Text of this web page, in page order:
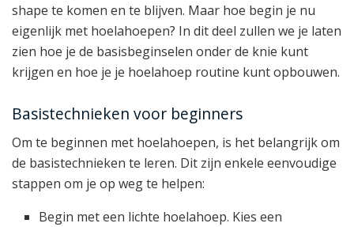
shape te komen en te blijven. Maar hoe begin je nu
eigenlijk met hoelahoepen? In dit deel zullen we je laten
zien hoe je de basisbeginselen onder de knie kunt
krijgen en hoe je je hoelahoep routine kunt opbouwen.
Basistechnieken voor beginners
Om te beginnen met hoelahoepen, is het belangrijk om
de basistechnieken te leren. Dit zijn enkele eenvoudige
stappen om je op weg te helpen:
Begin met een lichte hoelahoep. Kies een